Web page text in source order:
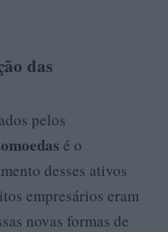
das
pelos
é o
desses ativos
empresários eram
novas formas de